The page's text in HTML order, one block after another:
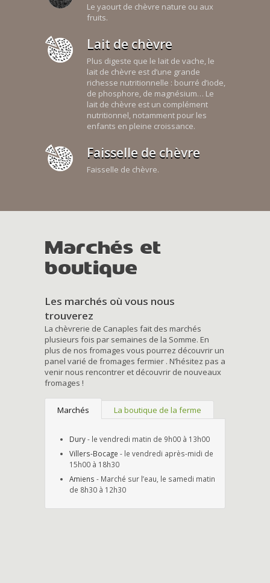
Le yaourt de chèvre nature ou aux
fruits.
Lait de chèvre
Plus digeste que le lait de vache, le
lait de chèvre est d’une grande
richesse nutritionnelle : bourré d’iode,
de phosphore, de magnésium… Le
lait de chèvre est un complément
nutritionnel, notamment pour les
enfants en pleine croissance.
Faisselle de chèvre
Faisselle de chèvre.
Marchés et
boutique
Les marchés où vous nous
trouverez
La chèvrerie de Canaples fait des marchés
plusieurs fois par semaines de la Somme. En
plus de nos fromages vous pourrez découvrir un
panel varié de fromages fermier . N’hésitez pas a
venir nous rencontrer et découvrir de nouveaux
fromages !
Marchés La boutique de la ferme
Dury- le vendredi matin de 9h00 à 13h00
Villers-Bocage - le vendredi après-midi de
15h00 à 18h30
Amiens - Marché sur l’eau, le samedi matin
de 8h30 à 12h30